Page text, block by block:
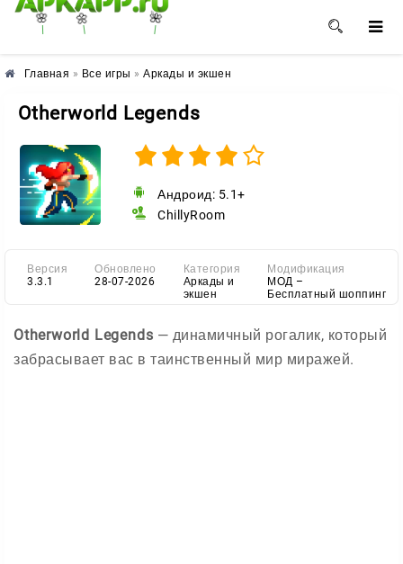
🌸 🌼 🌺
Главная » Все игры » Аркады и экшен
Otherworld Legends
Андроид: 5.1+
ChillyRoom
Версия
3.3.1
Обновлено
28-07-2026
Категория
Аркады и
экшен
Модификация
МОД –
Бесплатный шоппинг
Otherworld Legends — динамичный рогалик, который
забрасывает вас в таинственный мир миражей.